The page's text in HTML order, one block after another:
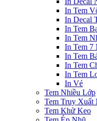
In Tem
In Decal
In Tem
In Tem
In Tem 7
In Tem
In Tem
In Tem
In Vé
Tem Nhiều Lớp
Tem Truy Xuất
Tem Khử Keo